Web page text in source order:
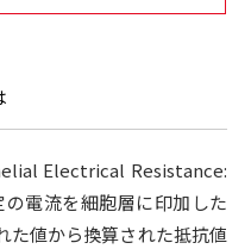
Electrical Resistance:
の電流を細胞層に印加した
た値から換算された抵抗値